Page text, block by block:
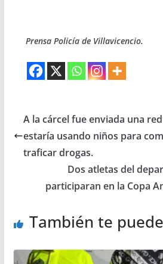
Prensa Policía de Villavicencio.
A la cárcel fue enviada una
estaría usando niños para
traficar drogas.
Dos atletas del
participaran en la Copa
También te